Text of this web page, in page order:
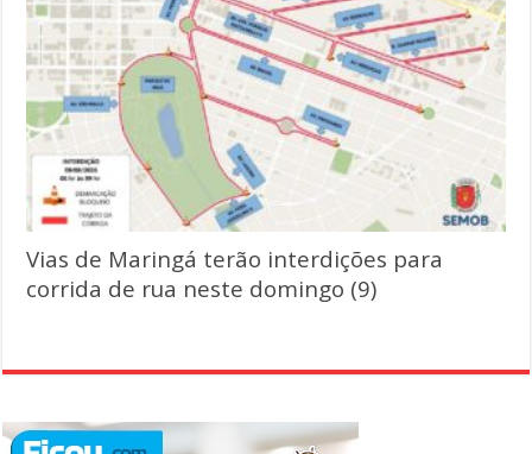
Vias de Maringá terão interdições para
corrida de rua neste domingo (9)